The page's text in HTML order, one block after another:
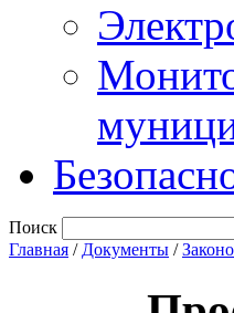
Поиск
Главная / Документы /